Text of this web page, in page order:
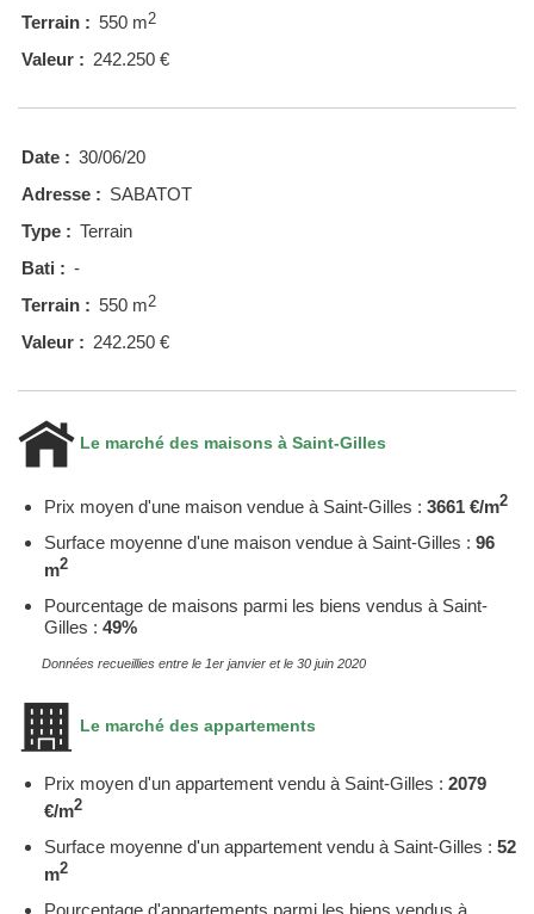
Terrain : 550 m2
Valeur : 242.250 €
Date : 30/06/20
Adresse : SABATOT
Type : Terrain
Bati : -
Terrain : 550 m2
Valeur : 242.250 €
Le marché des maisons à Saint-Gilles
Prix moyen d'une maison vendue à Saint-Gilles : 3661 €/m2
Surface moyenne d'une maison vendue à Saint-Gilles : 96
m2
Pourcentage de maisons parmi les biens vendus à Saint-
Gilles : 49%
Données recueillies entre le 1er janvier et le 30 juin 2020
Le marché des appartements
Prix moyen d'un appartement vendu à Saint-Gilles : 2079
€/m2
Surface moyenne d'un appartement vendu à Saint-Gilles : 52
m2
Pourcentage d'appartements parmi les biens vendus à